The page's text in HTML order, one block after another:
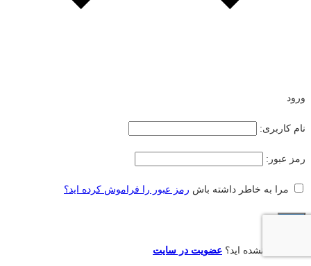
ورود
نام کاربری:
رمز عبور:
مرا به خاطر داشته باش رمز عبور را فراموش کرده اید؟
هنوز عضو نشده اید؟ عضویت در سایت